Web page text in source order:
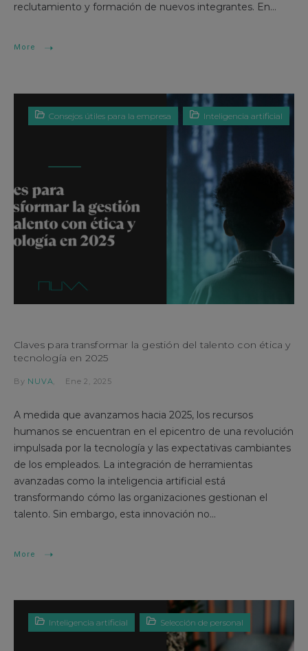
reclutamiento y formación de nuevos integrantes. En...
More
Consejos útiles para la empresa Inteligencia artificial
Claves para transformar la gestión del talento con ética y
tecnología en 2025
By NUVA Ene 2, 2025
A medida que avanzamos hacia 2025, los recursos
humanos se encuentran en el epicentro de una revolución
impulsada por la tecnología y las expectativas cambiantes
de los empleados. La integración de herramientas
avanzadas como la inteligencia artificial está
transformando cómo las organizaciones gestionan el
talento. Sin embargo, esta innovación no...
More
Inteligencia artificial Selección de personal